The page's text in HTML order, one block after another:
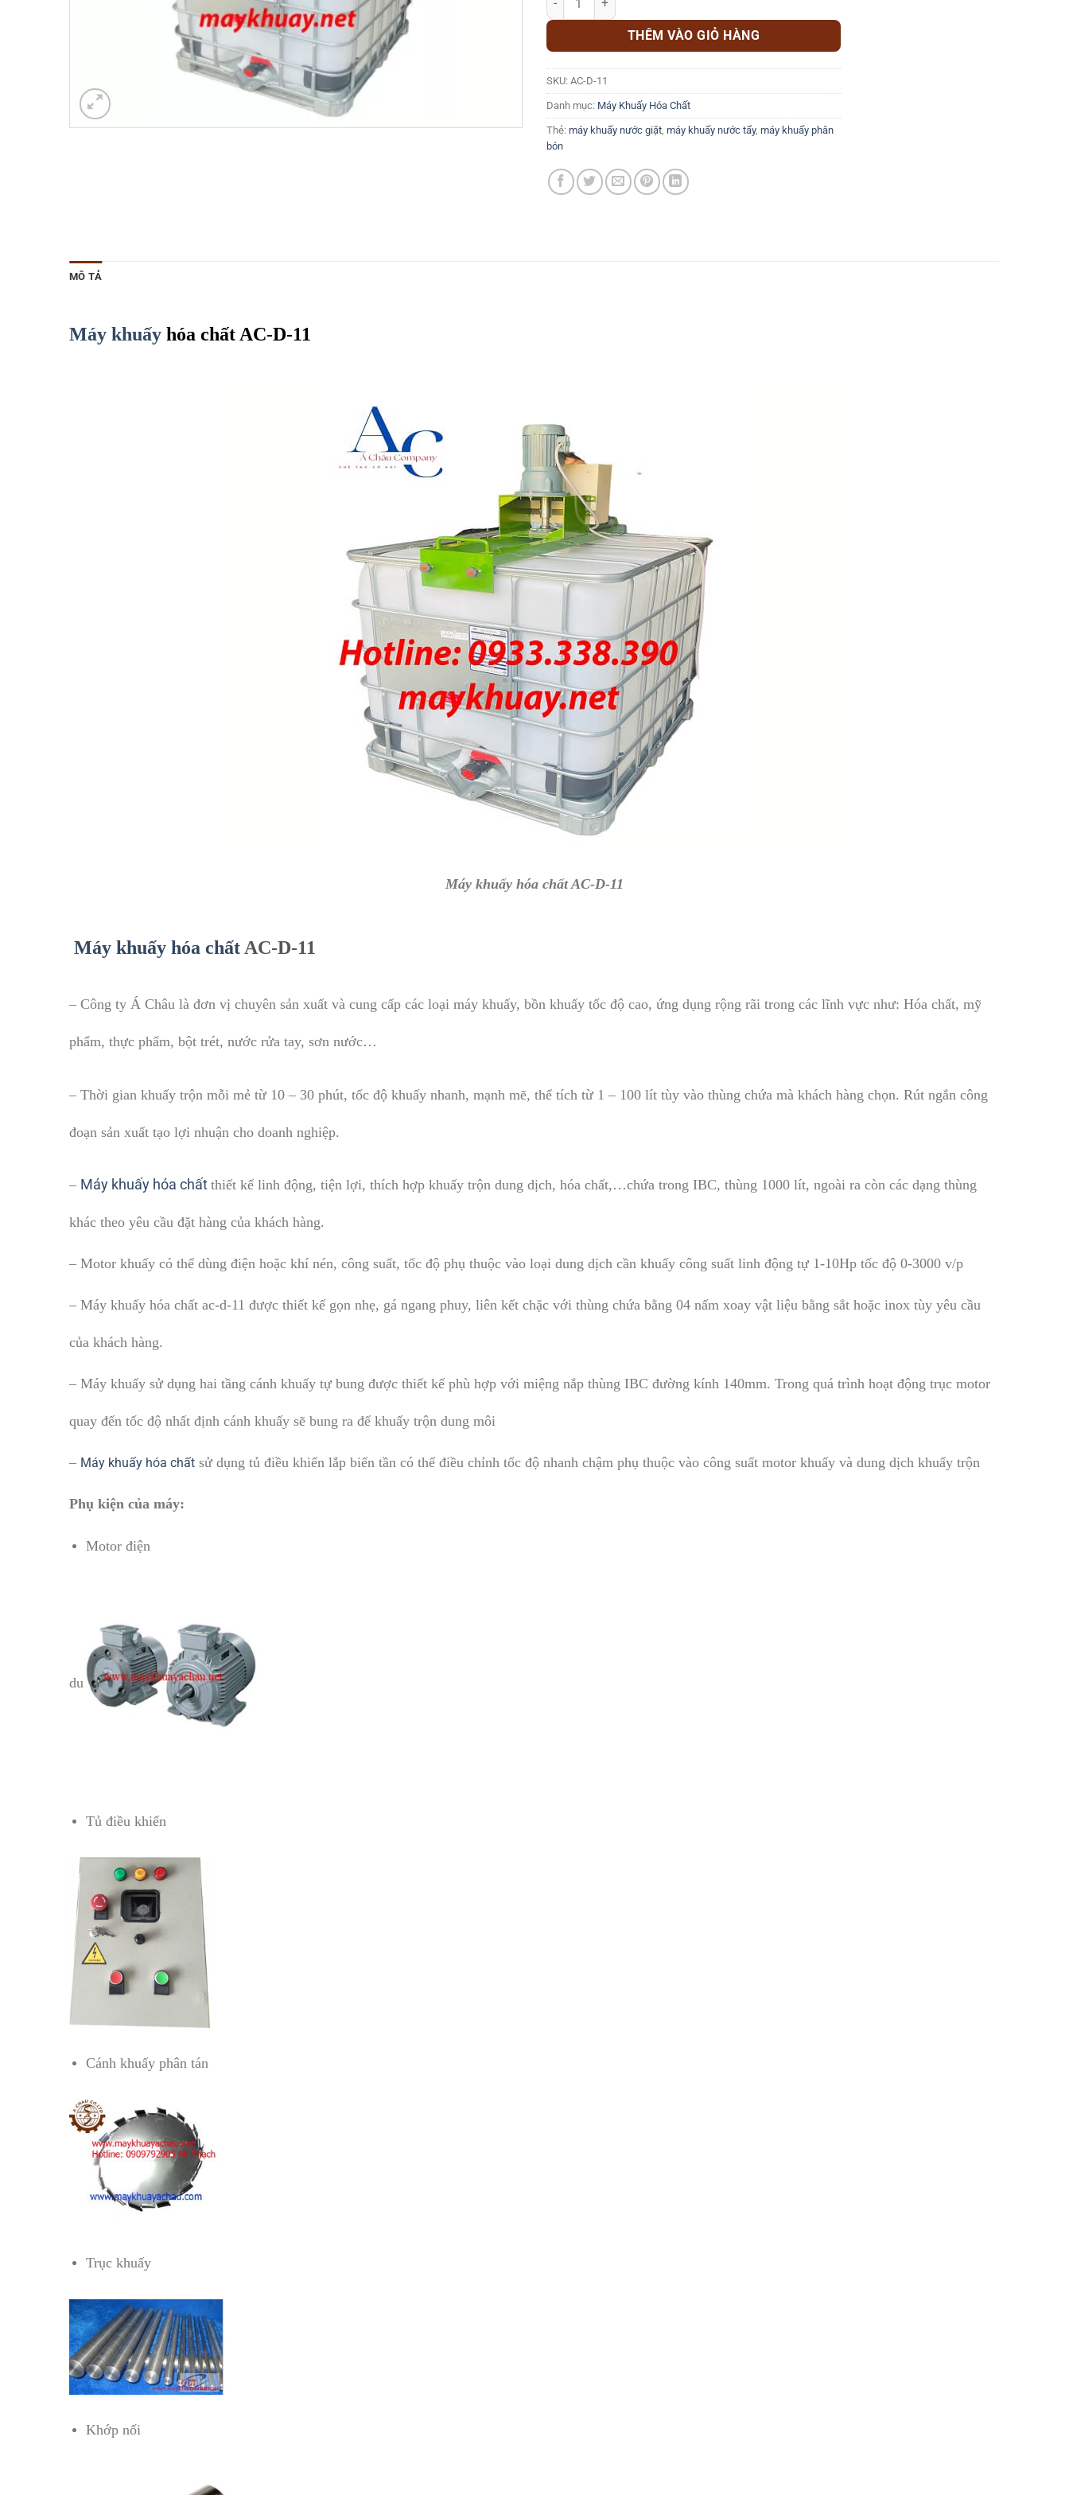
THÊM VÀO GIỎ HÀNG
SKU: AC-D-11
Danh mục: Máy Khuấy Hóa Chất
Thẻ: máy khuấy nước giặt máy khuấy nước tẩy, máy khuấy phân
bón
MÔ TẢ
Máy khuấy hóa chất AC-D-11
Máy khuấy hóa chất AC-D-11
Máy khuấy hóa chất AC-D-11
– Công ty Á Châu là đơn vị chuyên sản xuất và cung cấp các loại máy khuấy, bồn khuấy tốc độ cao, ứng dụng rộng rãi trong các lĩnh vực như: Hóa chất, mỹ
phẩm, thực phẩm, bột trét, nước rửa tay, sơn nước…
– Thời gian khuấy trộn mỗi mẻ từ 10 – 30 phút, tốc độ khuấy nhanh, mạnh mẽ, thể tích từ 1 – 100 lít tùy vào thùng chứa mà khách hàng chọn. Rút ngắn công
đoạn sản xuất tạo lợi nhuận cho doanh nghiệp.
– Máy khuấy hóa chất thiết kế linh động, tiện lợi, thích hợp khuấy trộn dung dịch, hóa chất,…chứa trong IBC, thùng 1000 lít, ngoài ra còn các dạng thùng
khác theo yêu cầu đặt hàng của khách hàng.
– Motor khuấy có thể dùng điện hoặc khí nén, công suất, tốc độ phụ thuộc vào loại dung dịch cần khuấy công suất linh động tự 1-10Hp tốc độ 0-3000 v/p
– Máy khuấy hóa chất ac-d-11 được thiết kế gọn nhẹ, gá ngang phuy, liên kết chặc với thùng chứa bằng 04 nấm xoay vật liệu bằng sắt hoặc inox tùy yêu cầu
của khách hàng.
– Máy khuấy sử dụng hai tầng cánh khuấy tự bung được thiết kế phù hợp với miệng nắp thùng IBC đường kính 140mm. Trong quá trình hoạt động trục motor
quay đến tốc độ nhất định cánh khuấy sẽ bung ra để khuấy trộn dung môi
– Máy khuấy hóa chất sử dụng tủ điều khiển lắp biến tần có thể điều chỉnh tốc độ nhanh chậm phụ thuộc vào công suất motor khuấy và dung dịch khuấy trộn
Phụ kiện của máy:
Motor điện
du
Tủ điều khiển
Cánh khuấy phân tán
Trục khuấy
Khớp nối